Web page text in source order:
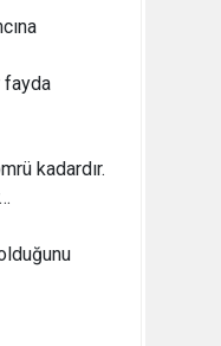
fayda
kadardır.